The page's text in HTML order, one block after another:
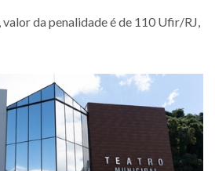
da penalidade é de 110 Ufir/RJ,